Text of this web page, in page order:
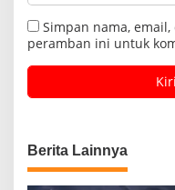
Simpan nama,
peramban ini untuk
Berita Lainnya